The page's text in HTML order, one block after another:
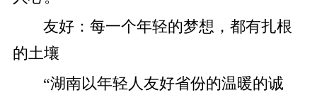
友好： 每一个年轻的梦想， 都有扎根
的土壤
“湖南以年轻人友好省份的温暖的诚